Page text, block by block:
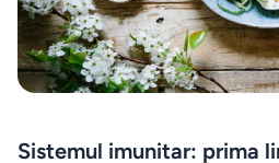
Sistemul imunitar: prima